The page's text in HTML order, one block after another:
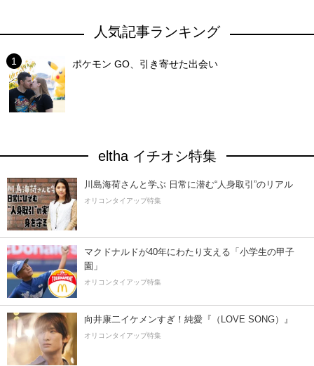
人気記事ランキング
ポケモン GO、引き寄せた出会い
eltha イチオシ特集
川島海荷さんと学ぶ 日常に潜む“人身取引”のリアル
オリコンタイアップ特集
マクドナルドが40年にわたり支える「小学生の甲子
園」
オリコンタイアップ特集
向井康二イケメンすぎ！純愛『（LOVE SONG）』
オリコンタイアップ特集